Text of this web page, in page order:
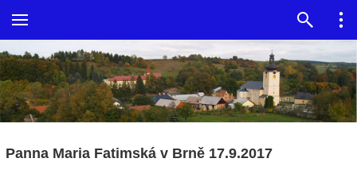
Panna Maria Fatimská v Brně 17.9.2017